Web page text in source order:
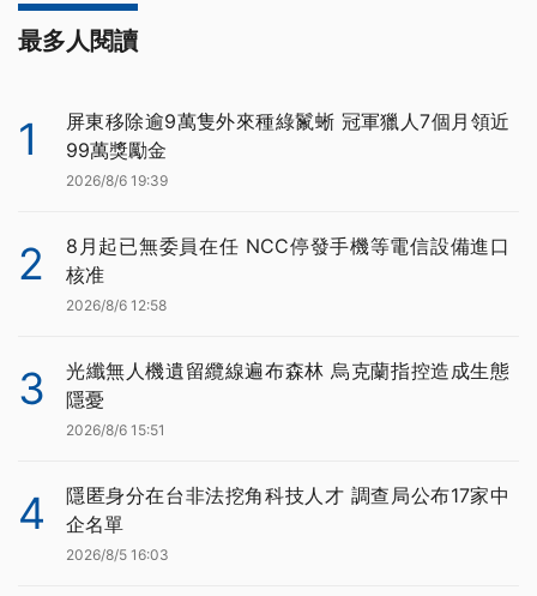
最多人閱讀
1
屏東移除逾9萬隻外來種綠鬣蜥 冠軍獵人7個月領近
99萬獎勵金
2026/8/6 19:39
2
8月起已無委員在任 NCC停發手機等電信設備進口
核准
2026/8/6 12:58
3
光纖無人機遺留纜線遍布森林 烏克蘭指控造成生態
隱憂
2026/8/6 15:51
4
隱匿身分在台非法挖角科技人才 調查局公布17家中
企名單
2026/8/5 16:03